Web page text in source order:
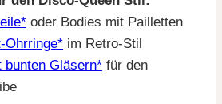
oder Bodies mit Pailletten
Ohrringe* im Retro-Stil
bunten Gläsern* für den